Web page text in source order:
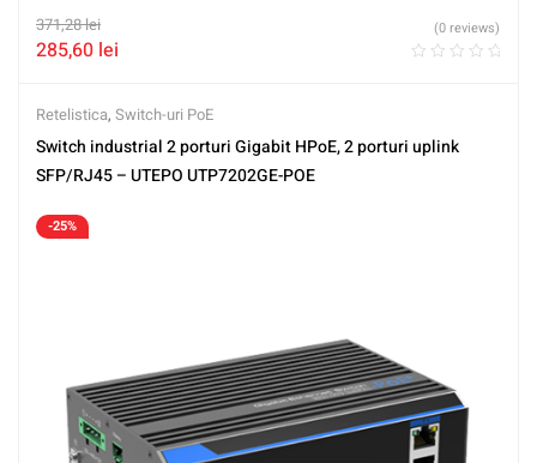
371,28lei
285,60 lei
(0 reviews)
Retelistica, Switch-uri PoE
Switch industrial 2 porturi Gigabit HPoE, 2 porturi uplink
SFP/RJ45 – UTEPO UTP7202GE-POE
-25%